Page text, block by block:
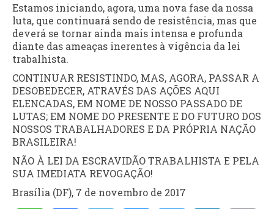
Estamos iniciando, agora, uma nova fase da nossa
luta, que continuará sendo de resistência, mas que
deverá se tornar ainda mais intensa e profunda
diante das ameaças inerentes à vigência da lei
trabalhista.
CONTINUAR RESISTINDO, MAS, AGORA, PASSAR A
DESOBEDECER, ATRAVÉS DAS AÇÕES AQUI
ELENCADAS, EM NOME DE NOSSO PASSADO DE
LUTAS; EM NOME DO PRESENTE E DO FUTURO DOS
NOSSOS TRABALHADORES E DA PRÓPRIA NAÇÃO
BRASILEIRA!
NÃO À LEI DA ESCRAVIDÃO TRABALHISTA E PELA
SUA IMEDIATA REVOGAÇÃO!
Brasília (DF), 7 de novembro de 2017